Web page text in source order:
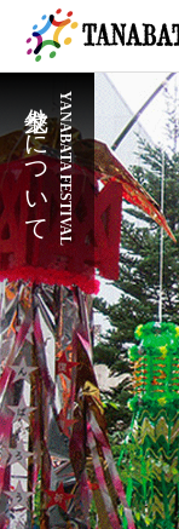
YANABATA FESTIVAL
七夕祭りについて